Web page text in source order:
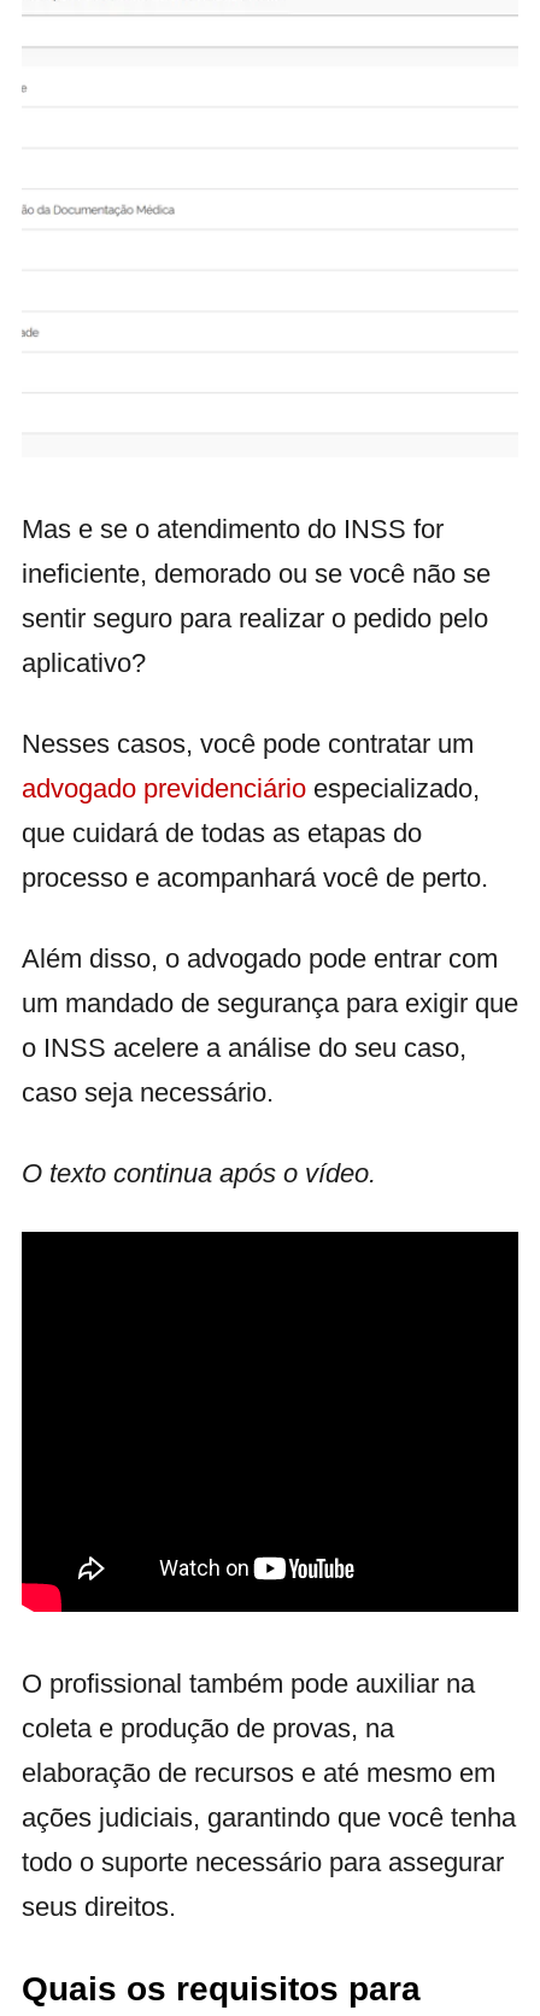
Mas e se o atendimento do INSS for
ineficiente, demorado ou se você não se
sentir seguro para realizar o pedido pelo
aplicativo?
Nesses casos, você pode contratar um
advogado previdenciário especializado,
que cuidará de todas as etapas do
processo e acompanhará você de perto.
Além disso, o advogado pode entrar com
um mandado de segurança para exigir que
o INSS acelere a análise do seu caso,
caso seja necessário.
O texto continua após o vídeo.
O profissional também pode auxiliar na
coleta e produção de provas, na
elaboração de recursos e até mesmo em
ações judiciais, garantindo que você tenha
todo o suporte necessário para assegurar
seus direitos.
Quais os requisitos para